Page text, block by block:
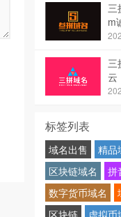
三
m
三
云
标签列表
域名出售 精品
区块链域名
拼
数字货币域名
区块链
虚拟币